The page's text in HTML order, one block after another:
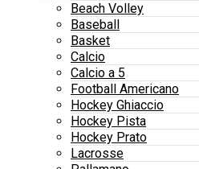
Beach Volley
Baseball
Basket
Calcio
Calcio a 5
Football Americano
Hockey Ghiaccio
Hockey Pista
Hockey Prato
Lacrosse